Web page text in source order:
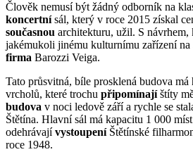
Člověk nemusí být žádný odborník na
koncertnísál, který v roce 2015 získal
současnou architekturu, užil. S návrhem,
jakémukoli jinému kulturnímu zařízení na
firma Barozzi Veiga.
Tato průsvitná, bíle prosklená budova má
vrcholů, které trochu připomínajíštíty
budova v noci ledově září a rychle se
Štětína. Hlavní sál má kapacitu 1 000
odehrávajívystoupení Štětínské
roce 1948.